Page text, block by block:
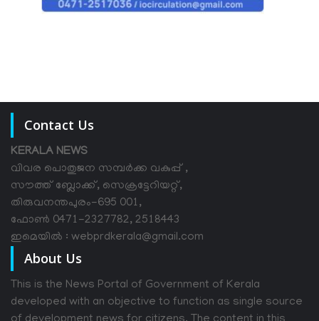
Contact Us
KERALA NEWS
വിവര പൊതുജന സമ്പര്‍ക്ക വകുപ്പ് ,
സൗത്ത് ബ്ലോക്ക്, സെക്രട്ടേറിയറ്റ്,
തിരുവനന്തപുരം-695 001,
ഫോൺ 0471-2327782, 2518443
ഇമെയിൽ : webprdkerala@gmail.com
About Us
This is the News Portal of Government of Kerala
developed with an objective to function as single source